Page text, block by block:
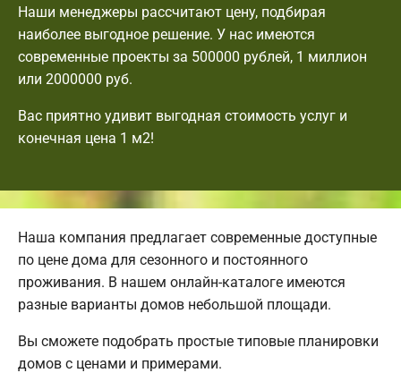
Наши менеджеры рассчитают цену, подбирая
наиболее выгодное решение. У нас имеются
современные проекты за 500000 рублей, 1 миллион
или 2000000 руб.
Вас приятно удивит выгодная стоимость услуг и
конечная цена 1 м2!
Наша компания предлагает современные доступные
по цене дома для сезонного и постоянного
проживания. В нашем онлайн-каталоге имеются
разные варианты домов небольшой площади.
Вы сможете подобрать простые типовые планировки
домов с ценами и примерами.